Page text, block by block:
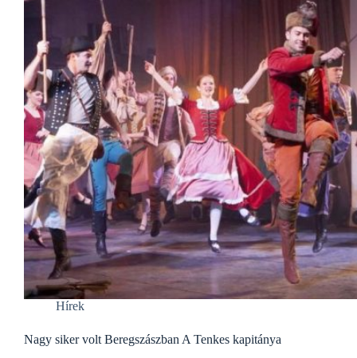
Hírek
Nagy siker volt Beregszászban A Tenkes kapitánya